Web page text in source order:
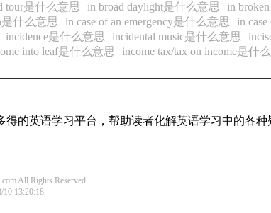
tour是什么意思 in broad daylight是什么意思
in
是什么意思 in case of an emergency是什么意思
in
incidence是什么意思 incidental music是什么意思
into leaf是什么意思 income tax/tax on income是什
的英语学习平台，帮助读者化解英语学习中的各种
All Rights Reserved
13:20:18